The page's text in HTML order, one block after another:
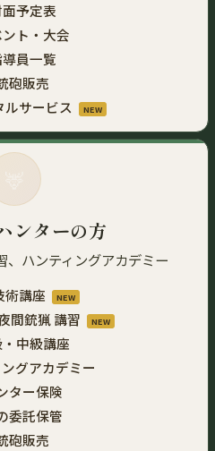
予定表
ト・大会
員一覧
砲販売
サービス
NEW
ンターの方
、ハンティングアカデミー
講座 NEW
間銃猟 講習 NEW
中級講座
グアカデミー
ター保険
委託保管
砲販売